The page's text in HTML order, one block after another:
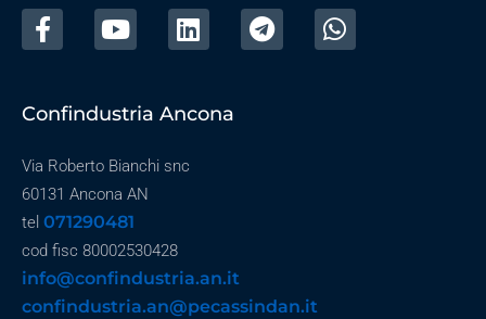
Confindustria Ancona
Via Roberto Bianchi snc
60131 Ancona AN
tel 071290481
cod fisc 80002530428
info@confindustria.an.it
confindustria.an@pecassindan.it